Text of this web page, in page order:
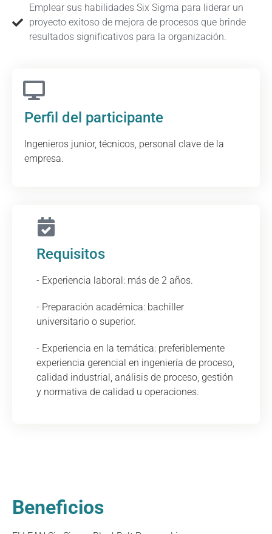
Emplear sus habilidades Six Sigma para liderar un
proyecto exitoso de mejora de procesos que brinde
resultados significativos para la organización.
Perfil del participante
Ingenieros junior, técnicos, personal clave de la
empresa.
Requisitos
- Experiencia laboral: más de 2 años.
- Preparación académica: bachiller
universitario o superior.
- Experiencia en la temática: preferiblemente
experiencia gerencial en ingeniería de proceso,
calidad industrial, análisis de proceso, gestión
y normativa de calidad u operaciones.
Beneficios